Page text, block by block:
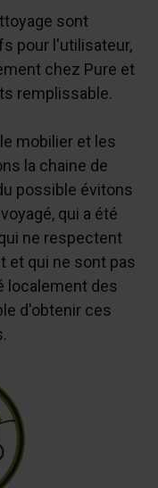
sont
pour l'utilisateur,
chez Pure et
remplissable.
mobilier et les
la chaine de
possible évitons
qui a été
ne respectent
et qui ne sont pas
localement des
d'obtenir ces